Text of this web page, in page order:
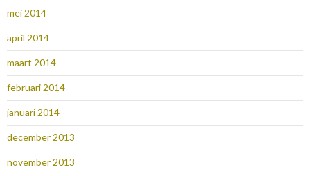
mei 2014
april 2014
maart 2014
februari 2014
januari 2014
december 2013
november 2013